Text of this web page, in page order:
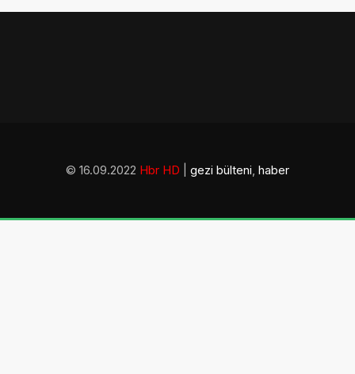
© 16.09.2022 Hbr HD gezi bülteni, haber